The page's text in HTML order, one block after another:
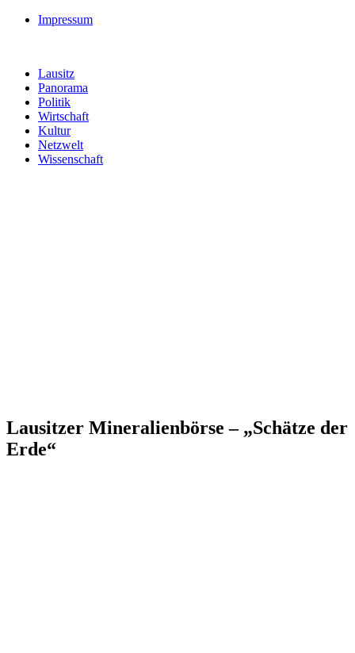
Impressum
Lausitz
Panorama
Politik
Wirtschaft
Kultur
Netzwelt
Wissenschaft
Lausitzer Mineralienbörse – „Schätze der
Erde“